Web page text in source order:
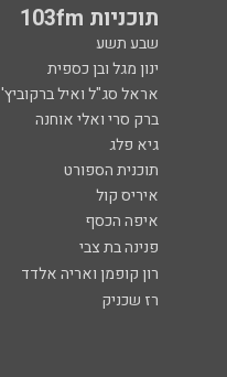
תוכניות 103fm
שבע תשע
ינון מגל ובן כספית
אראל סג"ל ואיל ברקוביץ'
ברק סרי ואלי אוחנה
גיא פלג
תוכנית הספורט
איריס קול
איפה הכסף
פנינה בת צבי
רון קופמן ואריה אלדד
רז שכניק